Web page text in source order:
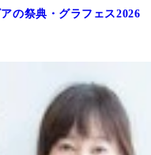
の祭典・グラフェス2026